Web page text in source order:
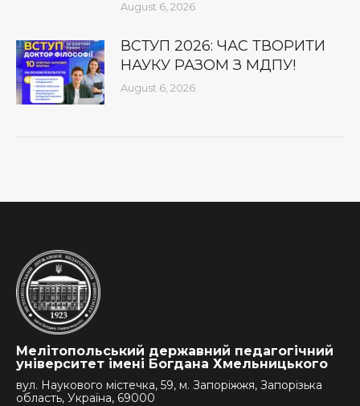
August 6, 2026
ВСТУП 2026: ЧАС ТВОРИТИ
НАУКУ РАЗОМ З МДПУ!
August 6, 2026
Мелітопольський державний педагогічний
університет імені Богдана Хмельницького
вул. Наукового містечка, 59, м. Запоріжжя, Запорізька
область, Україна, 69000